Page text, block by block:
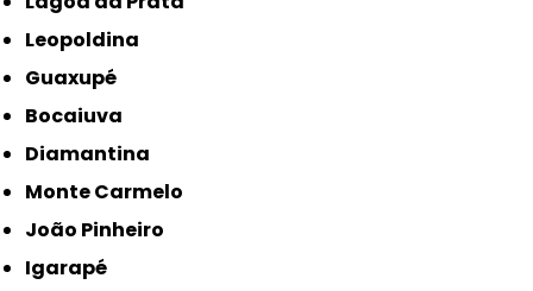
Leopoldina
Guaxupé
Bocaiuva
Diamantina
Monte Carmelo
João Pinheiro
Igarapé